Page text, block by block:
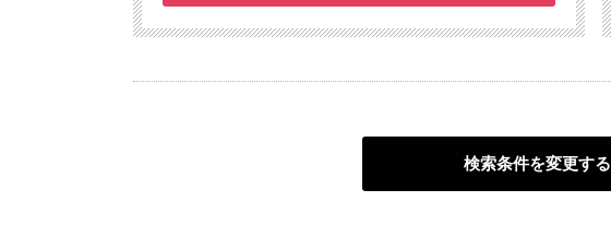
検索条件を変更する